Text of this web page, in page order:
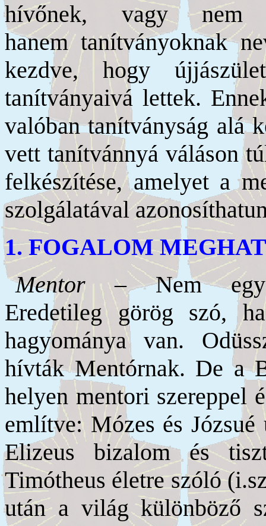
hívőnek, vagy nem
hanem tanítványoknak
kezdve, hogy
tanítványaivá lettek.
valóban tanítványság alá
vett tanítvánnyá váláson
felkészítése, amelyet a
szolgálatával
1. FOGALOM
Mentor – Nem egy
Eredetileg görög szó,
hagyománya van.
hívták Mentórnak. De a
helyen mentori szereppel
említve: Mózes és
Elizeus bizalom és
Timótheus életre szóló
után a világ különböző